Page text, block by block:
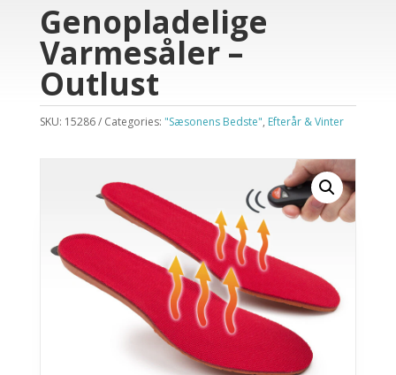
Genopladelige
Varmesåler –
Outlust
SKU: 15286 Categories: "Sæsonens Bedste", Efterår & Vinter